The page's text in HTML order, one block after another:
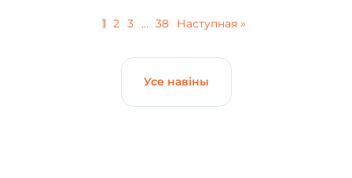
1 2 3 … 38 Наступная »
Усе навіны